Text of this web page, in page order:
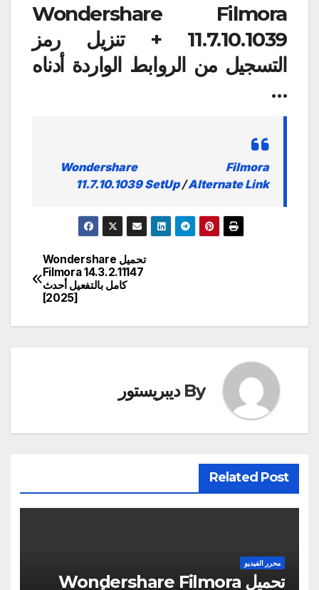
Wondershare Filmora
11.7.10.1039 + تنزيل رمز
التسجيل من الروابط الواردة أدناه
…
Wondershare Filmora
11.7.10.1039 SetUp /Alternate Link
تحميل Wondershare
Filmora 14.3.2.11147
كامل بالتفعيل أحدث
[2025]
By ديبريستور
Related Post
محرر الفيديو
تحميل Wondershare Filmora